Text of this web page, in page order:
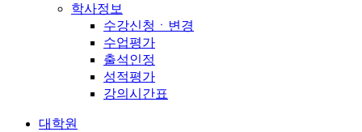
학사정보
수강신청ㆍ변경
수업평가
출석인정
성적평가
강의시간표
대학원